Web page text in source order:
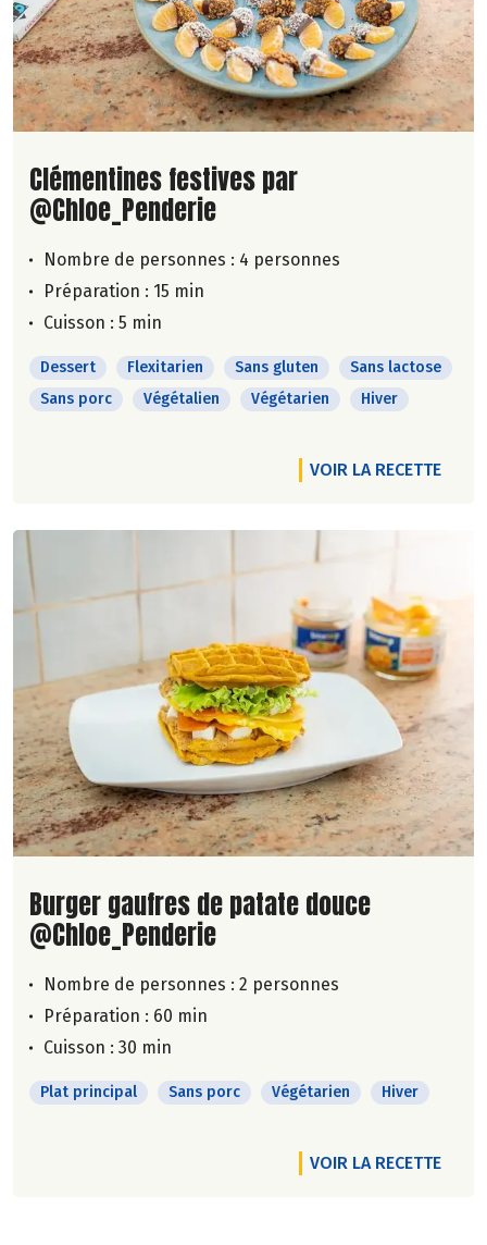
Lire la suite de la recette
Clémentines festives par
@Chloe_Penderie
Nombre de personnes : 4 personnes
Préparation : 15 min
Cuisson : 5 min
Dessert Flexitarien Sans gluten
Sans lactose
Sans porc
Végétalien Végétarien Hiver
VOIR LA RECETTE
Lire la suite de la recette
Burger gaufres de patate douce
@Chloe_Penderie
Nombre de personnes : 2 personnes
Préparation : 60 min
Cuisson : 30 min
Plat principal Sans porc Végétarien Hiver
VOIR LA RECETTE